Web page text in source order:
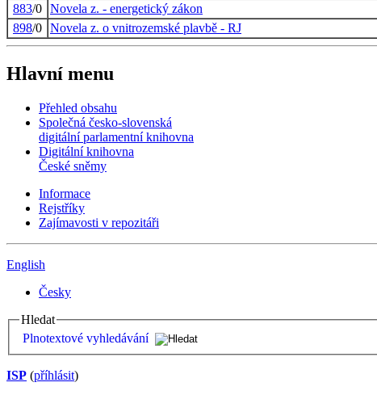
883/0 Novela z. - energetický zákon
898/0 Novela z. o vnitrozemské plavbě - RJ
Hlavní menu
Přehled obsahu
Společná česko-slovenská
digitální parlamentní knihovna
Digitální knihovna
České sněmy
Informace
Rejstříky
Zajímavosti v repozitáři
English
Česky
Hledat
Plnotextové vyhledávání
ISP (příhlásit)